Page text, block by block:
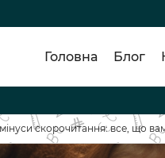
Головна Блог
скорочитання: все, що